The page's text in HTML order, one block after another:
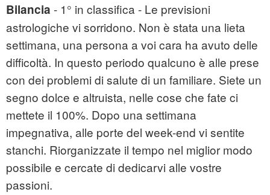
Bilancia - 1° in classifica - Le previsioni
astrologiche vi sorridono. Non è stata una lieta
settimana, una persona a voi cara ha avuto delle
difficoltà. In questo periodo qualcuno è alle prese
con dei problemi di salute di un familiare. Siete un
segno dolce e altruista, nelle cose che fate ci
mettete il 100%. Dopo una settimana
impegnativa, alle porte del week-end vi sentite
stanchi. Riorganizzate il tempo nel miglior modo
possibile e cercate di dedicarvi alle vostre
passioni.